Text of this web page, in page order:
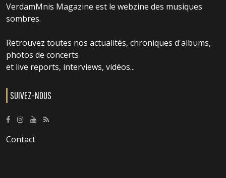
VerdamMnis Magazine est le webzine des musiques
sombres.
Retrouvez toutes nos actualités, chroniques d'albums,
photos de concerts
et live reports, interviews, vidéos...
SUIVEZ-NOUS
Contact